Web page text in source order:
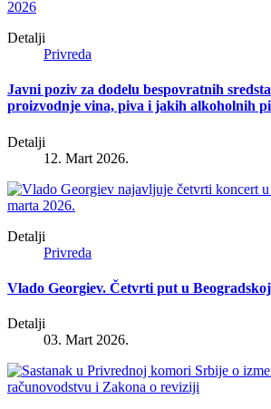
Detalji
Privreda
Javni poziv za dodelu bespovratnih
proizvodnje vina, piva i jakih alkoholnih
Detalji
12. Mart 2026.
Detalji
Privreda
Vlado Georgiev. Četvrti put u
Detalji
03. Mart 2026.